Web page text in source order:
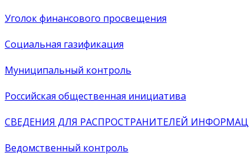
Уголок финансового просвещения
Социальная газификация
Муниципальный контроль
Российская общественная инициатива
СВЕДЕНИЯ ДЛЯ РАСПРОСТРАНИТЕЛЕЙ
Ведомственный контроль